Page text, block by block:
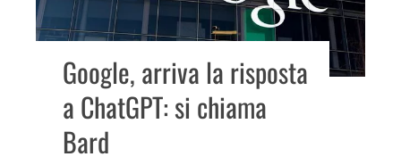
Google, arriva la risposta
a ChatGPT: si chiama
Bard